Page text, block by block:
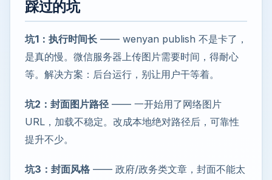
踩过的坑
坑1：执行时间长 —— wenyan publish 不是卡了，
是真的慢。微信服务器上传图片需要时间，得耐心
等。解决方案：后台运行，别让用户干等着。
坑2：封面图片路径—— 一开始用了网络图片
URL，加载不稳定。改成本地绝对路径后，可靠性
提升不少。
坑3：封面风格 —— 政府/政务类文章，封面不能太